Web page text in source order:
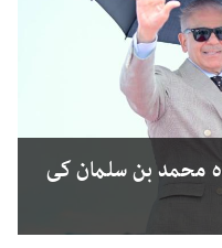
محمد بن سلمان کی